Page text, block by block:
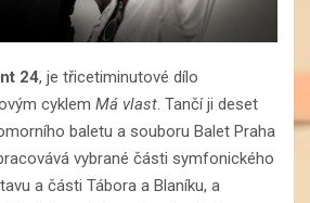
24, je třicetiminutové dílo
cyklem Má vlast. Tančí ji deset
baletu a souboru Balet Praha
vybrané části symfonického
a části Tábora a Blaníku, a